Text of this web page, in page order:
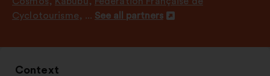
Cyclotourisme, ... See all partners
Open
Context